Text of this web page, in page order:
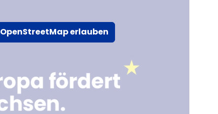
OpenStreetMap erlauben